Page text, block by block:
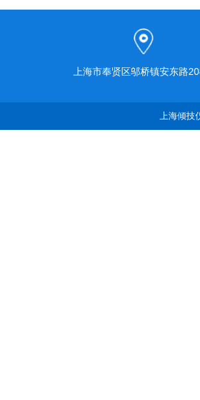
上海市奉贤区邬桥镇安东路
上海倾技